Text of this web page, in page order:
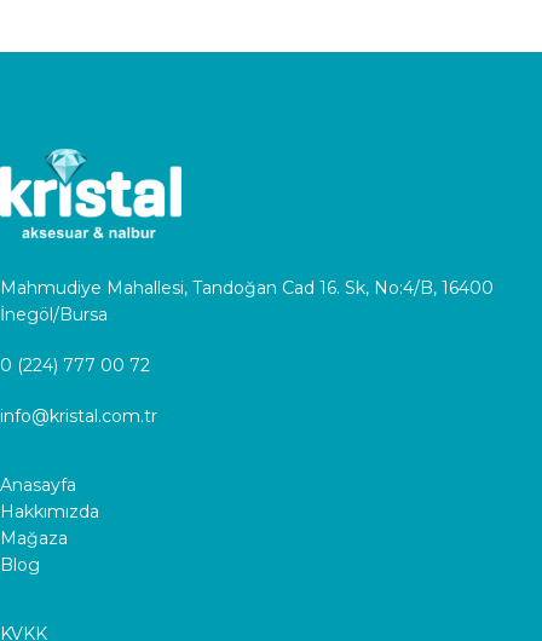
Mahmudiye Mahallesi, Tandoğan Cad 16. Sk, No:4/B, 16400
İnegöl/Bursa
0 (224) 777 00 72
info@kristal.com.tr
Anasayfa
Hakkımızda
Mağaza
Blog
KVKK